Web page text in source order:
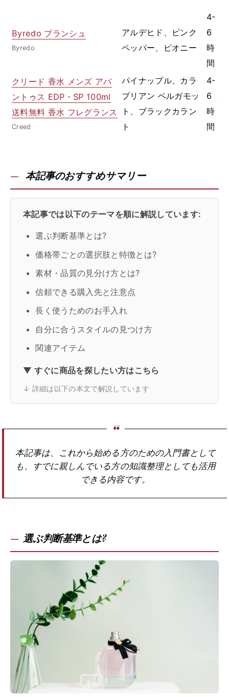
Byredo ブランシュ
Byredo
アルデヒド、ピンク
ペッパー、ピオニー
4-
6
時
間
クリード 香水 メンズ アバ
ントゥス EDP・SP 100ml
送料無料 香水 フレグランス
Creed
パイナップル、カラ
ブリアン ベルガモッ
ト、ブラックカラン
ト
4-
6
時
間
本記事のおすすめサマリー
本記事では以下のテーマを順に解説しています:
選ぶ判断基準とは?
価格帯ごとの選択肢と特徴とは?
素材・品質の見分け方とは?
信頼できる購入先と注意点
長く使うためのお手入れ
自分に合うスタイルの見つけ方
関連アイテム
▼ すぐに商品を探したい方はこちら
↓ 詳細は以下の本文で解説しています
本記事は、これから始める方のための入門書として
も、すでに親しんでいる方の知識整理としても活用
できる内容です。
選ぶ判断基準とは?